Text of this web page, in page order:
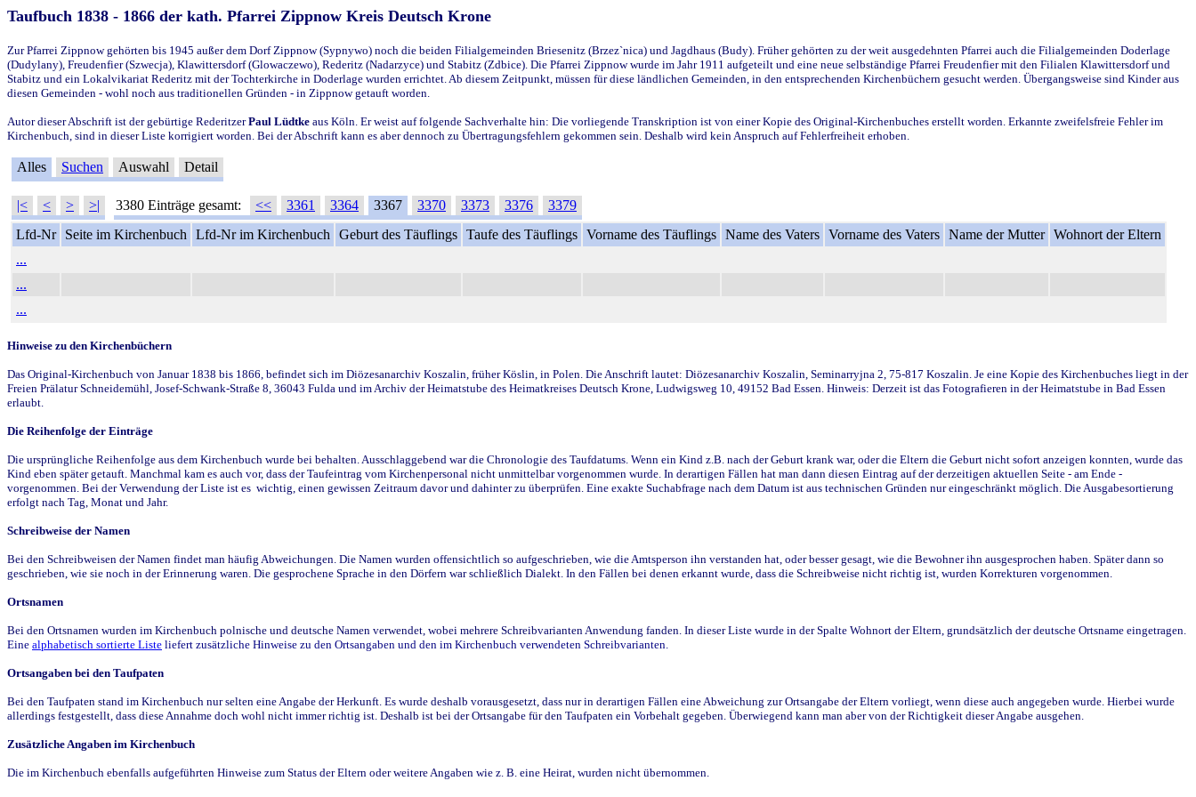
Taufbuch 1838 - 1866 der kath. Pfarrei Zippnow Kreis Deutsch Krone
Zur Pfarrei Zippnow gehörten bis 1945 außer dem Dorf Zippnow (Sypnywo) noch die beiden Filialgemeinden Briesenitz (Brzez`nica) und Jagdhaus (Budy). Früher gehörten zu der weit ausgedehnten Pfarrei auch die Filialgemeinden Doderlage
(Dudylany), Freudenfier (Szwecja), Klawittersdorf (Glowaczewo), Rederitz (Nadarzyce) und Stabitz (Zdbice). Die Pfarrei Zippnow wurde im Jahr 1911 aufgeteilt und eine neue selbständige Pfarrei Freudenfier mit den Filialen Klawittersdorf und
Stabitz und ein Lokalvikariat Rederitz mit der Tochterkirche in Doderlage wurden errichtet. Ab diesem Zeitpunkt, müssen für diese ländlichen Gemeinden, in den entsprechenden Kirchenbüchern gesucht werden. Übergangsweise sind Kinder aus
diesen Gemeinden - wohl noch aus traditionellen Gründen - in Zippnow getauft worden.
Autor dieser Abschrift ist der gebürtige RederitzerPaul Lüdtke aus Köln. Er weist auf folgende Sachverhalte hin: Die vorliegende Transkription ist von einer Kopie des Original-Kirchenbuches erstellt worden. Erkannte zweifelsfreie Fehler im
Kirchenbuch, sind in dieser Liste korrigiert worden. Bei der Abschrift kann es aber dennoch zu Übertragungsfehlern gekommen sein. Deshalb wird kein Anspruch auf Fehlerfreiheit erhoben.
Alles Suchen Auswahl Detail
|< < > >| 3380 Einträge gesamt: << 3361 3364 3367 3370 3373 3376
3379
Lfd-Nr
Seite im Kirchenbuch Lfd-Nr im Kirchenbuch Geburt des Täuflings Taufe des Täuflings Vorname des Täuflings Name des Vaters Vorname des Vaters Name der Mutter Wohnort der Eltern
...
...
...
Hinweise zu den Kirchenbüchern
Das Original-Kirchenbuch von Januar 1838 bis 1866, befindet sich im Diözesanarchiv Koszalin, früher Köslin, in Polen. Die Anschrift lautet: Diözesanarchiv Koszalin, Seminarryjna 2, 75-817 Koszalin. Je eine Kopie des Kirchenbuches liegt in der
Freien Prälatur Schneidemühl, Josef-Schwank-Straße 8, 36043 Fulda und im Archiv der Heimatstube des Heimatkreises Deutsch Krone, Ludwigsweg 10, 49152 Bad Essen. Hinweis: Derzeit ist das Fotografieren in der Heimatstube in Bad Essen
erlaubt.
Die Reihenfolge der Einträge
Die ursprüngliche Reihenfolge aus dem Kirchenbuch wurde bei behalten. Ausschlaggebend war die Chronologie des Taufdatums. Wenn ein Kind z.B. nach der Geburt krank war, oder die Eltern die Geburt nicht sofort anzeigen konnten, wurde das
Kind eben später getauft. Manchmal kam es auch vor, dass der Taufeintrag vom Kirchenpersonal nicht unmittelbar vorgenommen wurde. In derartigen Fällen hat man dann diesen Eintrag auf der derzeitigen aktuellen Seite - am Ende -
vorgenommen. Bei der Verwendung der Liste ist es wichtig, einen gewissen Zeitraum davor und dahinter zu überprüfen. Eine exakte Suchabfrage nach dem Datum ist aus technischen Gründen nur eingeschränkt möglich. Die Ausgabesortierung
erfolgt nach Tag, Monat und Jahr.
Schreibweise der Namen
Bei den Schreibweisen der Namen findet man häufig Abweichungen. Die Namen wurden offensichtlich so aufgeschrieben, wie die Amtsperson ihn verstanden hat, oder besser gesagt, wie die Bewohner ihn ausgesprochen haben. Später dann so
geschrieben, wie sie noch in der Erinnerung waren. Die gesprochene Sprache in den Dörfern war schließlich Dialekt. In den Fällen bei denen erkannt wurde, dass die Schreibweise nicht richtig ist, wurden Korrekturen vorgenommen.
Ortsnamen
Bei den Ortsnamen wurden im Kirchenbuch polnische und deutsche Namen verwendet, wobei mehrere Schreibvarianten Anwendung fanden. In dieser Liste wurde in der Spalte Wohnort der Eltern, grundsätzlich der deutsche Ortsname eingetragen.
Eine alphabetisch sortierte Liste liefert zusätzliche Hinweise zu den Ortsangaben und den im Kirchenbuch verwendeten Schreibvarianten.
Ortsangaben bei den Taufpaten
Bei den Taufpaten stand im Kirchenbuch nur selten eine Angabe der Herkunft. Es wurde deshalb vorausgesetzt, dass nur in derartigen Fällen eine Abweichung zur Ortsangabe der Eltern vorliegt, wenn diese auch angegeben wurde. Hierbei wurde
allerdings festgestellt, dass diese Annahme doch wohl nicht immer richtig ist. Deshalb ist bei der Ortsangabe für den Taufpaten ein Vorbehalt gegeben. Überwiegend kann man aber von der Richtigkeit dieser Angabe ausgehen.
Zusätzliche Angaben im Kirchenbuch
Die im Kirchenbuch ebenfalls aufgeführten Hinweise zum Status der Eltern oder weitere Angaben wie z. B. eine Heirat, wurden nicht übernommen.